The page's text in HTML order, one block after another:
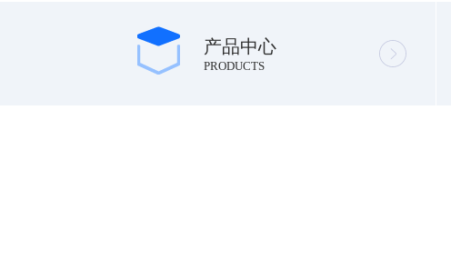
产品中心
PRODUCTS